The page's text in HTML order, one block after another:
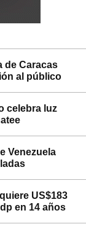
de Caracas
al público
celebra luz
Venezuela
US$183
en 14 años